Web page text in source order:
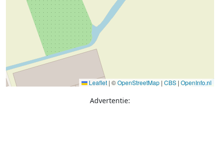
Leaflet | ©OpenStreetMap | CBS | OpenInfo.nl
Advertentie: